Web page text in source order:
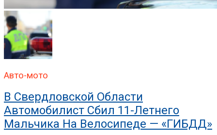
Авто-мото
В Свердловской Области
Автомобилист Сбил 11-Летнего
Мальчика На Велосипеде — «ГИБДД»